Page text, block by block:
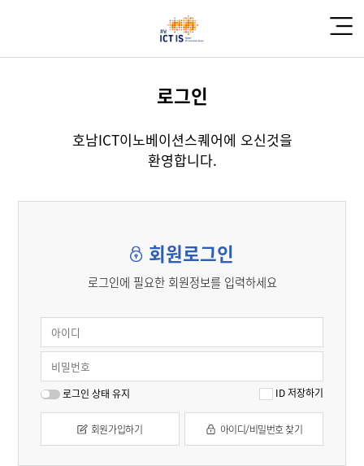
로그인
호남ICT이노베이션스퀘어에 오신것을
환영합니다.
회원로그인
로그인에 필요한 회원정보를 입력하세요
로그인 상태 유지 ID 저장하기
회원가입하기 아이디/비밀번호 찾기